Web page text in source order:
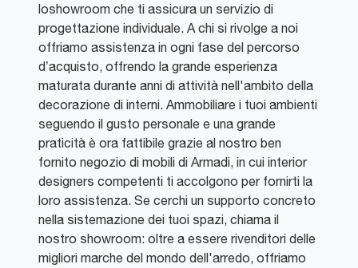
loshowroom che ti assicura un servizio di
progettazione individuale. A chi si rivolge a noi
offriamo assistenza in ogni fase del percorso
d’acquisto, offrendo la grande esperienza
maturata durante anni di attività nell'ambito della
decorazione di interni. Ammobiliare i tuoi ambienti
seguendo il gusto personale e una grande
praticità è ora fattibile grazie al nostro ben
fornito negozio di mobili di Armadi, in cui interior
designers competenti ti accolgono per fornirti la
loro assistenza. Se cerchi un supporto concreto
nella sistemazione dei tuoi spazi, chiama il
nostro showroom: oltre a essere rivenditori delle
migliori marche del mondo dell'arredo, offriamo